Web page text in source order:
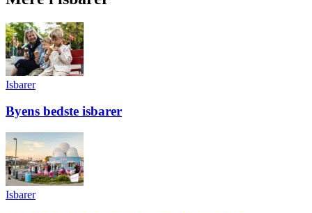
Isbarer
Byens bedste isbarer
Isbarer